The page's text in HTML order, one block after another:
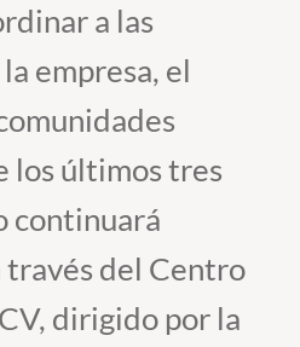
a las
empresa, el
los últimos tres
continuará
través del Centro
dirigido por la